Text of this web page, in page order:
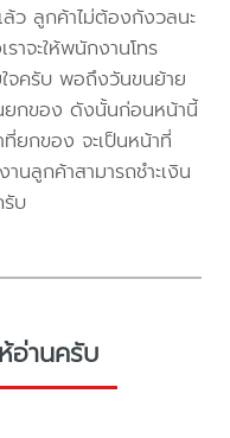
ว ลูกค้าไม่ต้องกังวลนะ
จะให้พนักงานโทร
จครับ พอถึงวันขนย้าย
ยกของ ดังนั้นก่อนหน้านี้
ยกของ จะเป็นหน้าที่
นลูกค้าสามารถชำะเงิน
บ
อ่านครับ